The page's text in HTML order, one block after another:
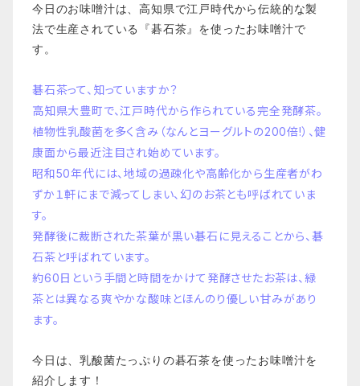
今日のお味噌汁は、高知県で江戸時代から伝統的な製
法で生産されている『碁石茶』を使ったお味噌汁で
す。
碁石茶って、知っていますか？
高知県大豊町で、江戸時代から作られている完全発酵茶。
植物性乳酸菌を多く含み（なんとヨーグルトの200倍!）、健
康面から最近注目され始めています。
昭和50年代には、地域の過疎化や高齢化から生産者がわ
ずか１軒にまで減ってしまい、幻のお茶とも呼ばれていま
す。
発酵後に裁断された茶葉が黒い碁石に見えることから、碁
石茶と呼ばれています。
約60日という手間と時間をかけて発酵させたお茶は、緑
茶とは異なる爽やかな酸味とほんのり優しい甘みがあり
ます。
今日は、乳酸菌たっぷりの碁石茶を使ったお味噌汁を
紹介します！